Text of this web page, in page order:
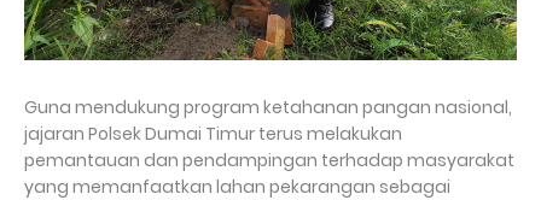
Guna mendukung program ketahanan pangan nasional,
jajaran Polsek Dumai Timur terus melakukan
pemantauan dan pendampingan terhadap masyarakat
yang memanfaatkan lahan pekarangan sebagai